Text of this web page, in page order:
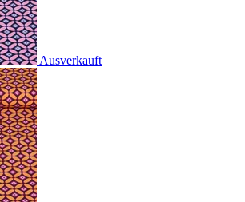
Ausverkauft